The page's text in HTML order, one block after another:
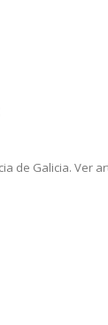
de Galicia. Ver